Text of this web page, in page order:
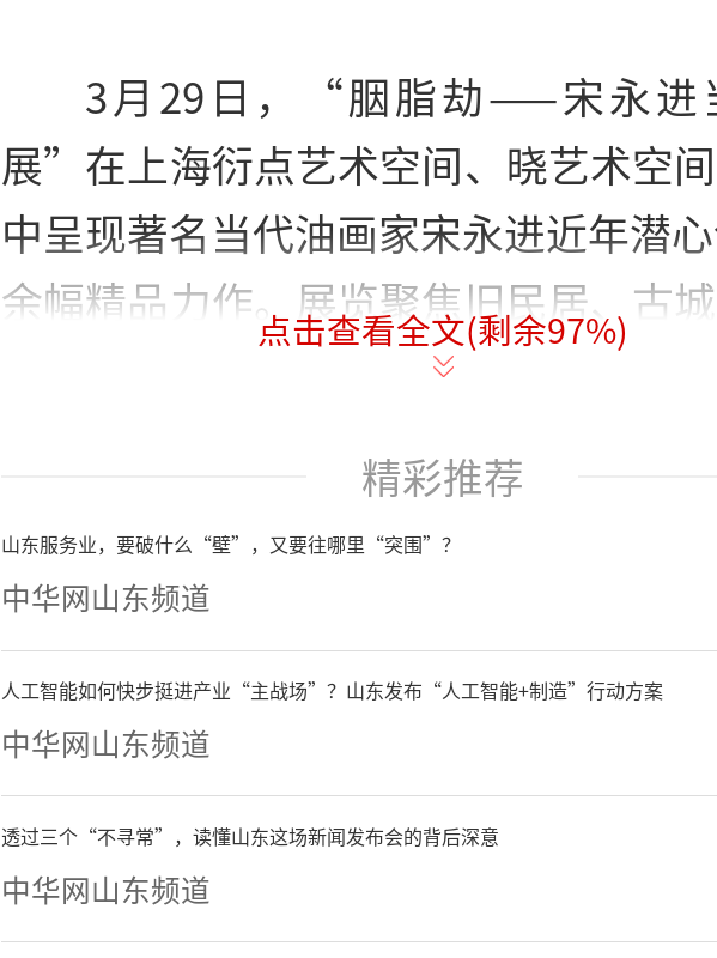
3月29日，“胭脂劫——宋永进
展”在上海衍点艺术空间、晓艺术空
中呈现著名当代油画家宋永进近年潜
余幅精品力作。展览聚焦旧民居、古
庭院等乡土风物，以标志性的胭脂红为
化的历史根脉，又彰显当代艺术的先锋
其以意笔油画重构东方风景美学的深
作活力。开幕当日，戴士和、黄阿忠
界名家齐聚，学术研讨深入、观展反
采撷部分观展嘉宾的真挚感言，以期
其艺、共悟其心，感受“胭脂劫”里
与文化乡愁。
点击查看全文(剩余97%)
精彩推荐
山东服务业，要破什么“壁”，又要往哪里“突围”？
中华网山东频道
人工智能如何快步挺进产业“主战场”？山东发布“人工智能+制造”行动方案
中华网山东频道
透过三个“不寻常”，读懂山东这场新闻发布会的背后深意
中华网山东频道